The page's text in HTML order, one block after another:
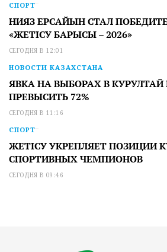
СПОРТ
НИЯЗ ЕРСАЙЫН СТАЛ
«ЖЕТІСУ БАРЫСЫ – 2026»
СЕГОДНЯ В 12:01
НОВОСТИ КАЗАХСТАНА
ЯВКА НА ВЫБОРАХ В
ПРЕВЫСИТЬ 72%
СЕГОДНЯ В 11:16
СПОРТ
ЖЕТІСУ УКРЕПЛЯЕТ ПОЗИЦИИ
СПОРТИВНЫХ ЧЕМПИОНОВ
СЕГОДНЯ В 09:46